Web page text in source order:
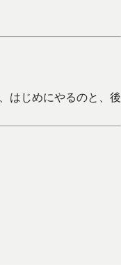
はじめにやるのと、後